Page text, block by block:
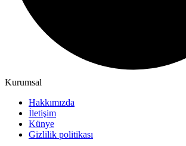
Kurumsal
Hakkımızda
İletişim
Künye
Gizlilik politikası